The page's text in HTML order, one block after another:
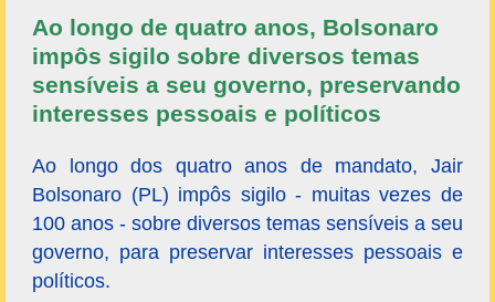
Ao longo de quatro anos, Bolsonaro
impôs sigilo sobre diversos temas
sensíveis a seu governo, preservando
interesses pessoais e políticos
Ao longo dos quatro anos de mandato, Jair
Bolsonaro (PL) impôs sigilo - muitas vezes de
100 anos - sobre diversos temas sensíveis a seu
governo, para preservar interesses pessoais e
políticos.